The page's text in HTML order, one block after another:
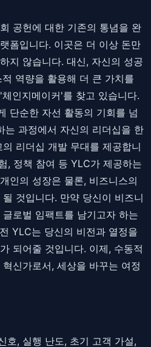
공헌에 대한 기존의 통념을 완
폼입니다. 이곳은 더 이상 돈만
지 않습니다. 대신, 자신의 성공
역량을 활용해 더 큰 가치를
인지메이커'를 찾고 있습니다.
단순한 자선 활동의 기회를 넘
는 과정에서 자신의 리더십을 한
리더십 개발 무대를 제공합니
, 정책 참여 등 YLC가 제공하는
인의 성장은 물론, 비즈니스의
것입니다. 만약 당신이 비즈니
로벌 임팩트를 남기고자 하는
YLC는 당신의 비전과 열정을
되어줄 것입니다. 이제, 수동적
신가로서, 세상을 바꾸는 여정
호, 실행 난도, 초기 고객 가설,